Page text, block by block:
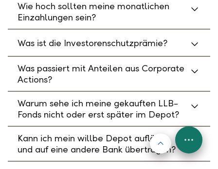
Wie hoch sollten meine monatlichen
Einzahlungen sein?
Was ist die Investorenschutzprämie?
Was passiert mit Anteilen aus Corporate
Actions?
Warum sehe ich meine gekauften LLB-
Fonds nicht oder erst später im Depot?
Kann ich mein willbe Depot auflösen
und auf eine andere Bank übertragen?
Nach oben
FAB
Menu